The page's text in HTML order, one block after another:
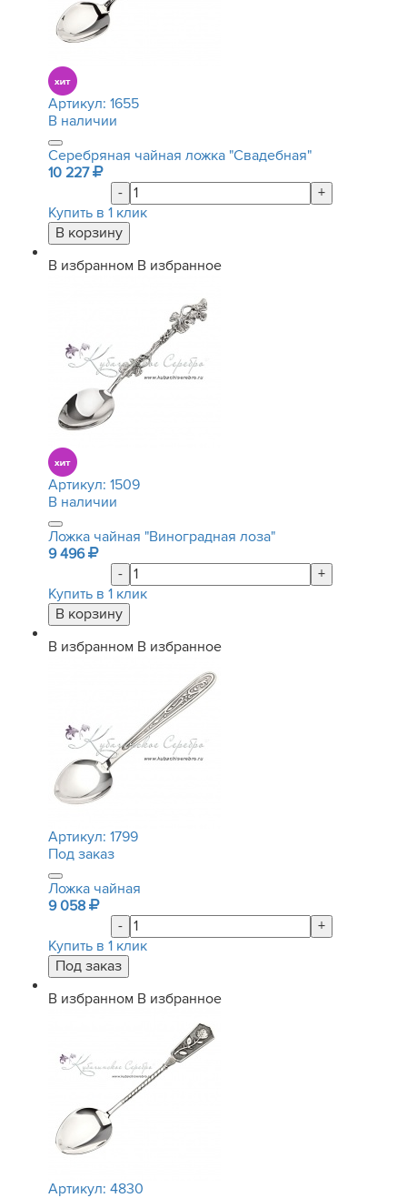
Артикул: 1655
В наличии
Серебряная чайная ложка "Свадебная"
10 227
-
+
Купить в 1 клик
В избранном В избранное
Артикул: 1509
В наличии
Ложка чайная "Виноградная лоза"
9 496
-
+
Купить в 1 клик
В избранном В избранное
Артикул: 1799
Под заказ
Ложка чайная
9 058
-
+
Купить в 1 клик
В избранном В избранное
Артикул: 4830